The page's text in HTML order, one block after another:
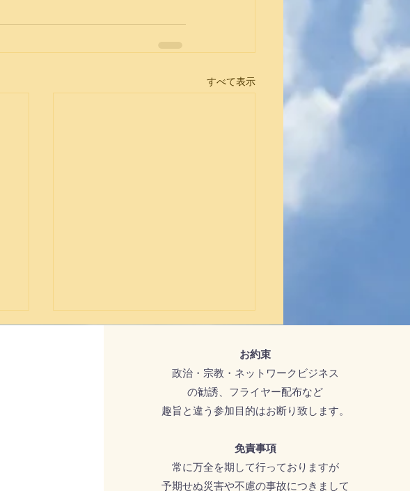
すべて表示
お約束​
政治・宗教・ネットワークビジネス
の勧誘、フライヤー配布など
趣旨と違う参加目的はお断り致します。​
免責事項
常に万全を期して行っておりますが
予期せぬ災害や不慮の事故​につきまして